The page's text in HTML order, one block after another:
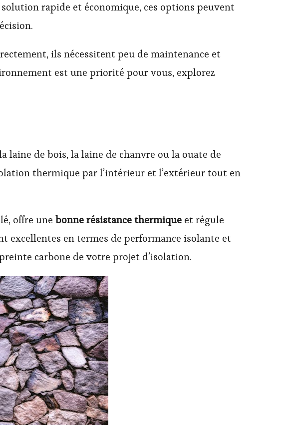
rapide et économique, ces options peuvent
ils nécessitent peu de maintenance et
est une priorité pour vous, explorez
laine de bois, la laine de chanvre ou la ouate de
thermique par l’intérieur et l’extérieur tout en
offre une bonnerésistance thermique et régule
excellentes en termes de performance isolante et
carbone de votre projet d’isolation.